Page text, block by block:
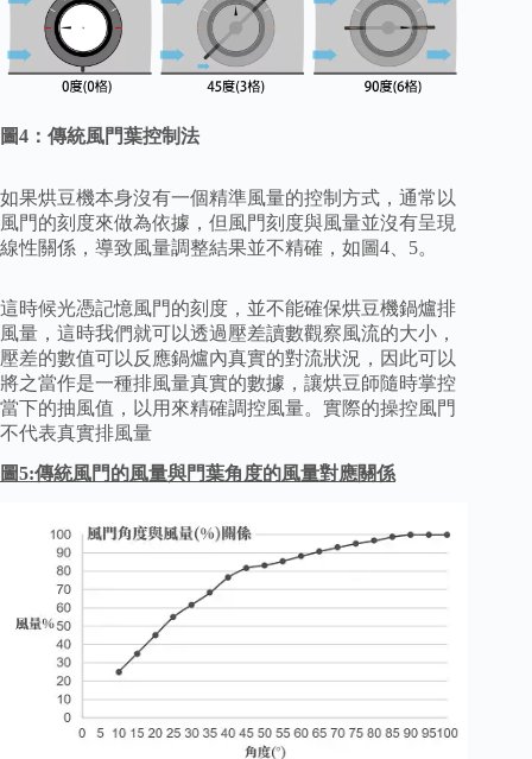
圖4：傳統風門葉控制法
如果烘豆機本身沒有一個精準風量的控制方式，通常以
風門的刻度來做為依據，但風門刻度與風量並沒有呈現
線性關係，導致風量調整結果並不精確，如圖4、5。
這時候光憑記憶風門的刻度，並不能確保烘豆機鍋爐排
風量，這時我們就可以透過壓差讀數觀察風流的大小，
壓差的數值可以反應鍋爐內真實的對流狀況，因此可以
將之當作是一種排風量真實的數據，讓烘豆師隨時掌控
當下的抽風值，以用來精確調控風量。實際的操控風門
不代表真實排風量
圖5:傳統風門的風量與門葉角度的風量對應關係